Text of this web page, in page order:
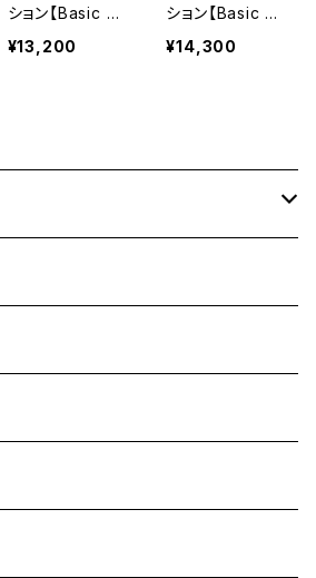
ション【Basic 5
㎝】
¥13,200
ション【Basic 6
㎝】
¥14,300